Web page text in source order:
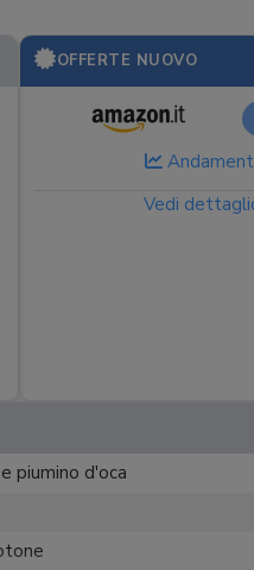
OFFERTE NUOVO
Vedi
piumino d'oca